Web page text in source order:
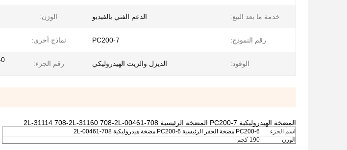
خدمة ما بعد البيع: الدعم الفني بالفيديو الوزن:
رقم النموذج: PC200-7 نماذج أخرى:
الوقود: الديزل والزيت الهيدروليكي رقم الجزء:
المضخة الهيدروليكية PC200-7 المضخة الرئيسية 708-2L-31114 708-2L-31160 708-2L-00461
اسم الجزء
PC200-6 مضخة الحفر الرئيسية PC200-6 مضخة هيدروليكية 708-2L-00461
الوزن
190 كجم